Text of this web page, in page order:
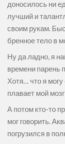
доносилось ни
лучший и
своим рукам.
бренное тело в
Ну да ладно, я
времени парень
Хотя… что я могу
плавает мой
А потом кто-то
мог говорить.
погрузился в